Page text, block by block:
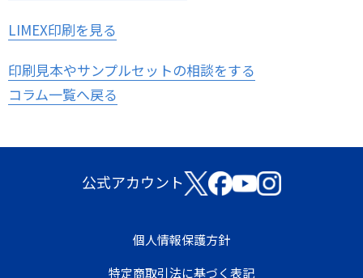
LIMEX印刷を見る
印刷見本やサンプルセットの相談をする
コラム一覧へ戻る
公式アカウント
個人情報保護方針
特定商取引法に基づく表記